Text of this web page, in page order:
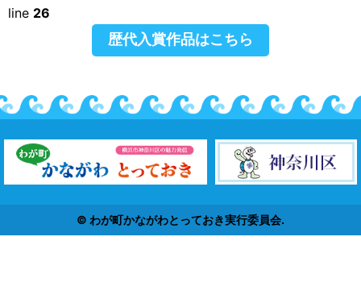
line 26
歴代入賞作品はこちら
© わが町かながわとっておき実行委員会.